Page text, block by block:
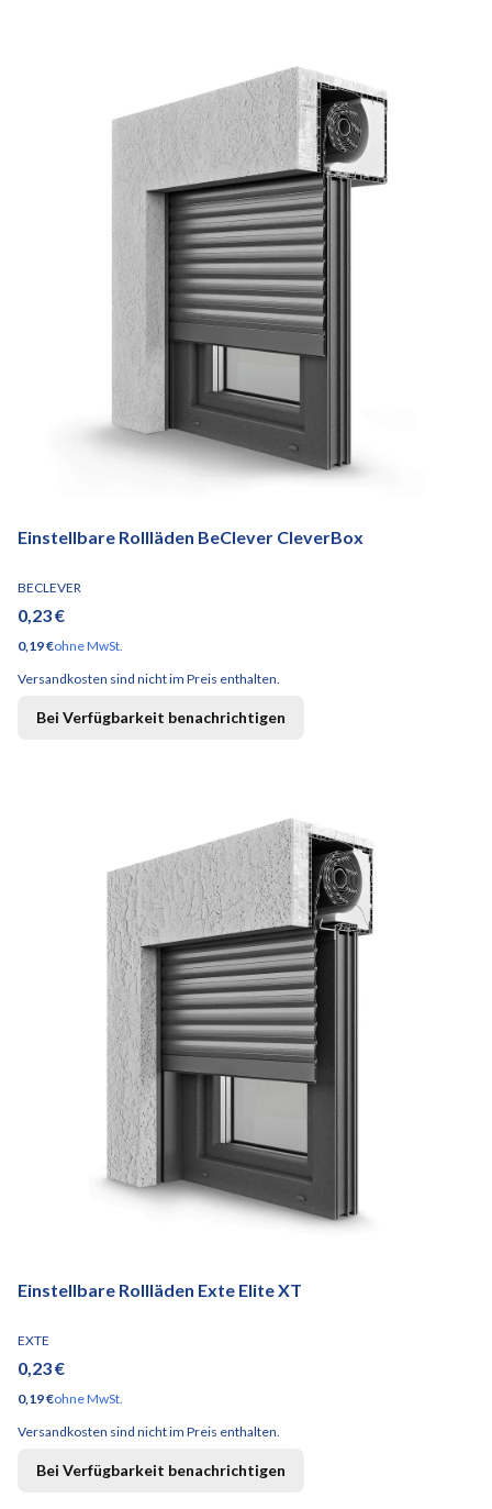
Einstellbare Rollläden BeClever CleverBox
HERSTELLER
BECLEVER
Preis
0,23 €
Preis
0,19 €ohne MwSt.
Versandkosten sind nicht im Preis enthalten.
Bei Verfügbarkeit benachrichtigen
Einstellbare Rollläden Exte Elite XT
HERSTELLER
EXTE
Preis
0,23 €
Preis
0,19 €ohne MwSt.
Versandkosten sind nicht im Preis enthalten.
Bei Verfügbarkeit benachrichtigen